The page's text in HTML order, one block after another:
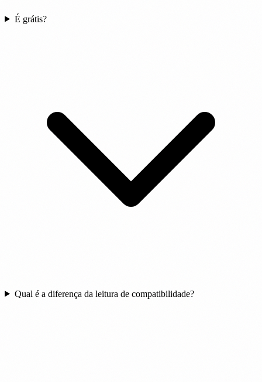
É grátis?
Qual é a diferença da leitura de compatibilidade?